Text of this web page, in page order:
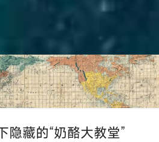
隐藏的“奶酪大教堂”